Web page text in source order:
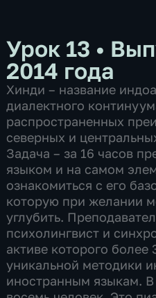
Урок 13 •
2014 года
Хинди – название
диалектного
распространенных
северных и
Задача – за 16 часов
языком и на самом
ознакомиться с его
которую при желании
углубить.
психолингвист и
активе которого более
уникальной методики
иностранным языкам.